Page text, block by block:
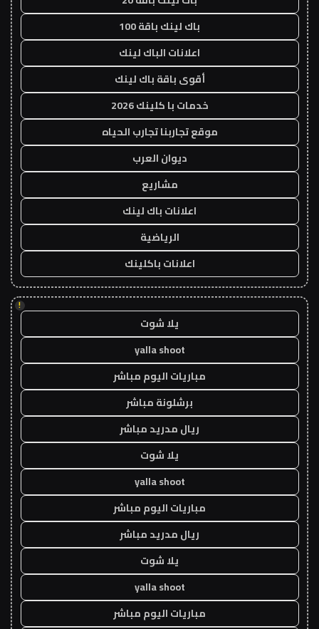
باك لينك باقة 100
اعلانات الباك لينك
أقوى باقة باك لينك
خدمات با كلينك 2026
موقع تجاربنا تجارب الحياه
ديوان العرب
مشاريع
اعلانات باك لينك
الرياضية
اعلانات باكلينك
!
يلا شوت
yalla shoot
مباريات اليوم مباشر
برشلونة مباشر
ريال مدريد مباشر
يلا شوت
yalla shoot
مباريات اليوم مباشر
ريال مدريد مباشر
يلا شوت
yalla shoot
مباريات اليوم مباشر